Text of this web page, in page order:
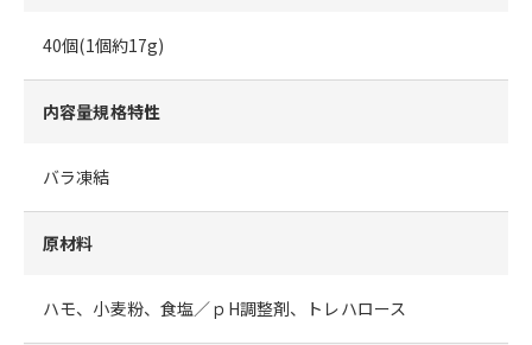
40個(1個約17g)
内容量規格特性
バラ凍結
原材料
ハモ、小麦粉、食塩／ｐH調整剤、トレハロース